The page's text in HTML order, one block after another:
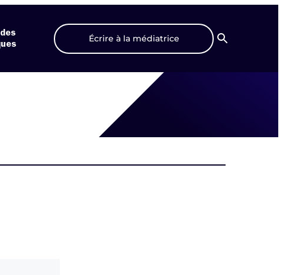
Écrire à la médiatrice
Recherche